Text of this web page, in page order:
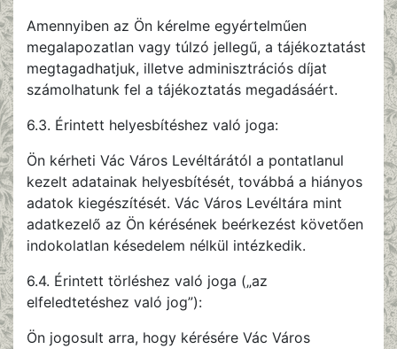
Amennyiben az Ön kérelme egyértelműen
megalapozatlan vagy túlzó jellegű, a tájékoztatást
megtagadhatjuk, illetve adminisztrációs díjat
számolhatunk fel a tájékoztatás megadásáért.
6.3. Érintett helyesbítéshez való joga:
Ön kérheti Vác Város Levéltárától a pontatlanul
kezelt adatainak helyesbítését, továbbá a hiányos
adatok kiegészítését. Vác Város Levéltára mint
adatkezelő az Ön kérésének beérkezést követően
indokolatlan késedelem nélkül intézkedik.
6.4. Érintett törléshez való joga („az
elfeledtetéshez való jog”):
Ön jogosult arra, hogy kérésére Vác Város